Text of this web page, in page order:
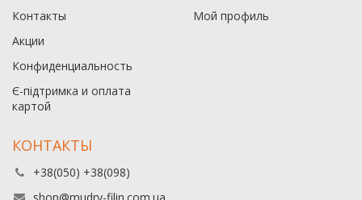
Контакты
Акции
Конфиденциальность
Є-підтримка и оплата
картой
Мой профиль
КОНТАКТЫ
+38(050) +38(098)